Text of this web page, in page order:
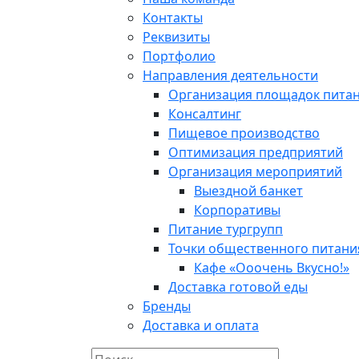
Контакты
Реквизиты
Портфолио
Направления деятельности
Организация площадок
Консалтинг
Пищевое производство
Оптимизация предприятий
Организация мероприятий
Выездной банкет
Корпоративы
Питание тургрупп
Точки общественного
Кафе «Ооочень Вкусно!»
Доставка готовой еды
Бренды
Доставка и оплата